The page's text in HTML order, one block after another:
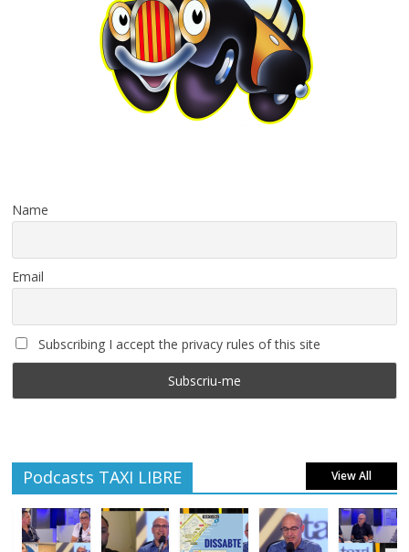
Name
Email
Subscribing I accept the privacy rules of this site
Podcasts TAXI LIBRE View All